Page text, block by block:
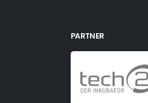
PARTNER